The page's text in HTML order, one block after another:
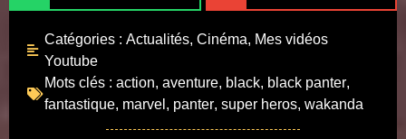
Catégories : Actualités, Cinéma, Mes vidéos
Youtube
Mots clés : action, aventure, black, black panter,
fantastique, marvel , panter, super heros, wakanda